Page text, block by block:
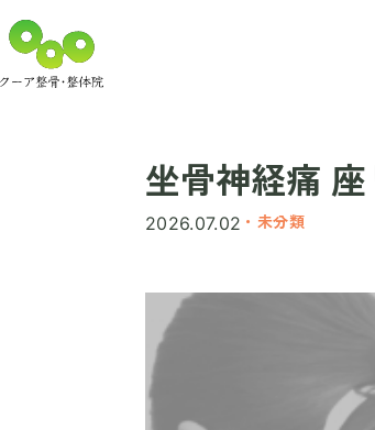
坐骨神経痛
2026.07.02 ・未分類